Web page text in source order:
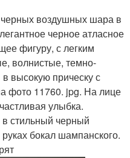
воздушных шара в
черное атласное
фигуру, с легким
волнистые, темно-
высокую прическу с
фото 11760. jpg. На лице
улыбка.
стильный черный
бокал шампанского.